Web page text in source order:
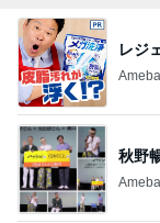
レジ
秋野